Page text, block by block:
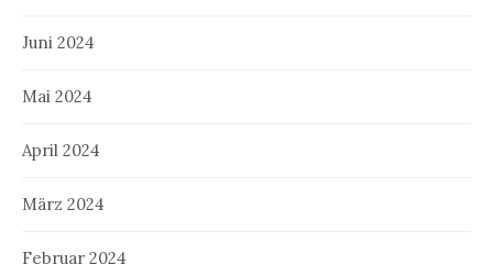
Juni 2024
Mai 2024
April 2024
März 2024
Februar 2024